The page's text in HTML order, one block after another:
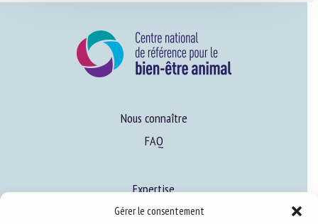
Gérer le consentement
Nous connaître
FAQ
Expertise
S’informer sur le BEA